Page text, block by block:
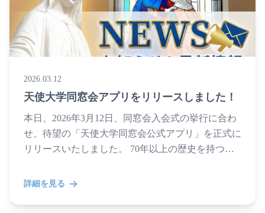
2026.03.12
天使大学同窓会アプリをリリースしました！
本日、2026年3月12日、同窓会入会式の挙行に合わ
せ、待望の「天使大学同窓会公式アプリ」を正式に
リリースいたしました。 70年以上の歴史を持つ本
アルタイ...
詳細を見る